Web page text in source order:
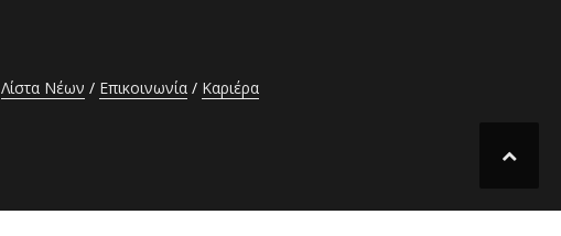
Λίστα Νέων Επικοινωνία Καριέρα